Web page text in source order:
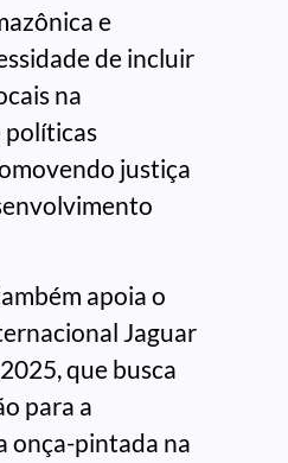
e
de incluir
na
políticas
justiça
apoia o
Jaguar
que busca
para a
onça-pintada na